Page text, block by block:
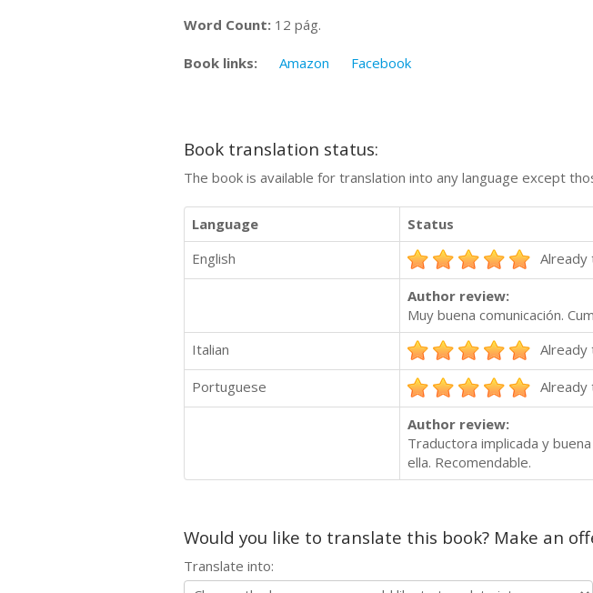
Word Count: 12 pág.
Book links: Amazon Facebook
Book translation status:
The book is available for translation into any language except
Language
Status
English
Already
Author review:
Muy buena comunicación.
Italian
Already
Portuguese Already
Author review:
Traductora implicada y
ella. Recomendable.
Would you like to translate this book? Make an
Translate into: